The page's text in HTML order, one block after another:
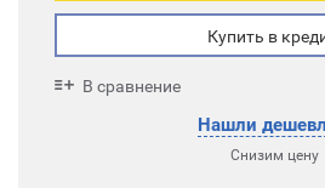
Купить в
В сравнение
Нашли
Снизим цену